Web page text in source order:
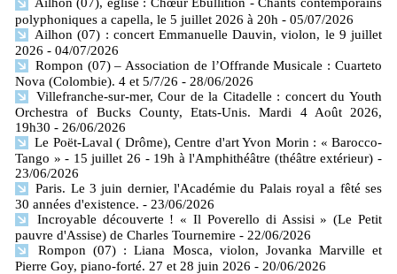
Ailhon (07), église : Chœur Ébullition - Chants contemporains
polyphoniques a capella, le 5 juillet 2026 à 20h - 05/07/2026
Ailhon (07) : concert Emmanuelle Dauvin, violon, le 9 juillet
2026 - 04/07/2026
Rompon (07) – Association de l’Offrande Musicale : Cuarteto
Nova (Colombie). 4 et 5/7/26 - 28/06/2026
Villefranche-sur-mer, Cour de la Citadelle : concert du Youth
Orchestra of Bucks County, Etats-Unis. Mardi 4 Août 2026,
19h30 - 26/06/2026
Le Poët-Laval ( Drôme), Centre d'art Yvon Morin : « Barocco-
Tango » - 15 juillet 26 - 19h à l'Amphithéâtre (théâtre extérieur) -
23/06/2026
Paris. Le 3 juin dernier, l'Académie du Palais royal a fêté ses
30 années d'existence. - 23/06/2026
Incroyable découverte ! « Il Poverello di Assisi » (Le Petit
pauvre d'Assise) de Charles Tournemire - 22/06/2026
Rompon (07) : Liana Mosca, violon, Jovanka Marville et
Pierre Goy, piano-forté. 27 et 28 juin 2026 - 20/06/2026